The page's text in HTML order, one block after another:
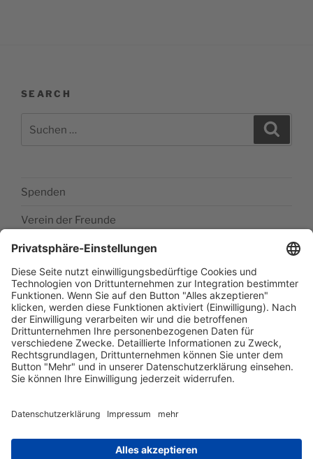
SEARCH
Spenden
Verein der Freunde
Impressum
Barrierefreiheitserklärung
Datenschutzerklärung
Newsletter abonieren
FacebookE‑Mail